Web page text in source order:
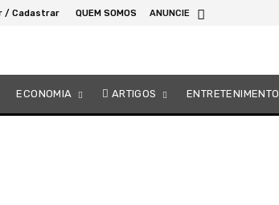
/ Cadastrar QUEM SOMOS ANUNCIE
ECONOMIA ARTIGOS ENTRETENIMENTO